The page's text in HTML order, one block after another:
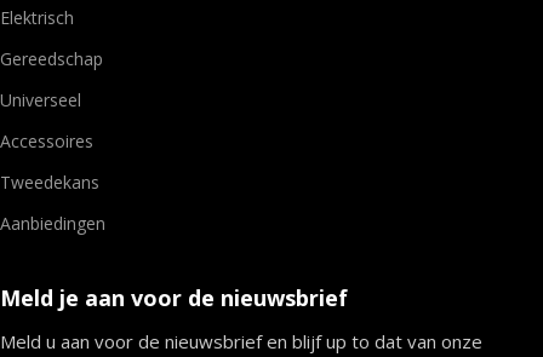
Elektrisch
Gereedschap
Universeel
Accessoires
Tweedekans
Aanbiedingen
Meld je aan voor de nieuwsbrief
Meld u aan voor de nieuwsbrief en blijf up to dat van onze